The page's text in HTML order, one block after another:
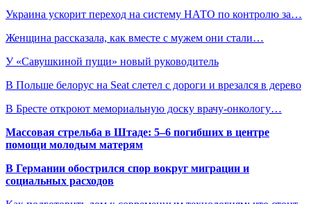
Украина ускорит переход на систему НАТО по контролю за…
Женщина рассказала, как вместе с мужем они стали…
У «Савушкиной пущи» новый руководитель
В Польше белорус на Seat слетел с дороги и врезался в дерево
В Бресте откроют мемориальную доску врачу-онкологу…
Массовая стрельба в Штаде: 5–6 погибших в центре
помощи молодым матерям
В Германии обострился спор вокруг миграции и
социальных расходов